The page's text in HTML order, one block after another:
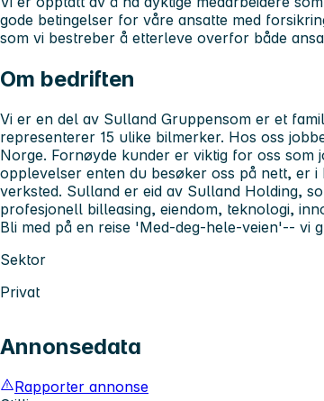
gode betingelser for våre ansatte med
som vi bestreber å etterleve overfor både
Om bedriften
Vi er en del av Sulland Gruppensom er et
representerer 15 ulike bilmerker. Hos oss
Norge. Fornøyde kunder er viktig for oss som
opplevelser enten du besøker oss på nett, er
verksted. Sulland er eid av Sulland Holding,
profesjonell billeasing, eiendom, teknologi,
Bli med på en reise 'Med-deg-hele-veien'-- vi
Sektor
Privat
Annonsedata
Rapporter annonse